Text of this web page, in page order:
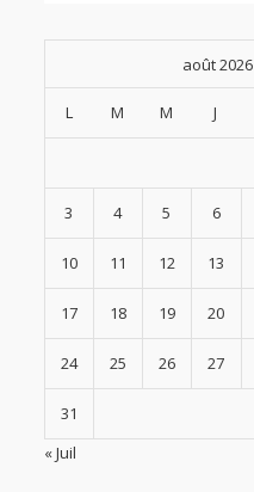
août 2026
L M M J
3 4 5 6
10 11 12 13
17 18 19 20
24 25 26 27
31
« Juil